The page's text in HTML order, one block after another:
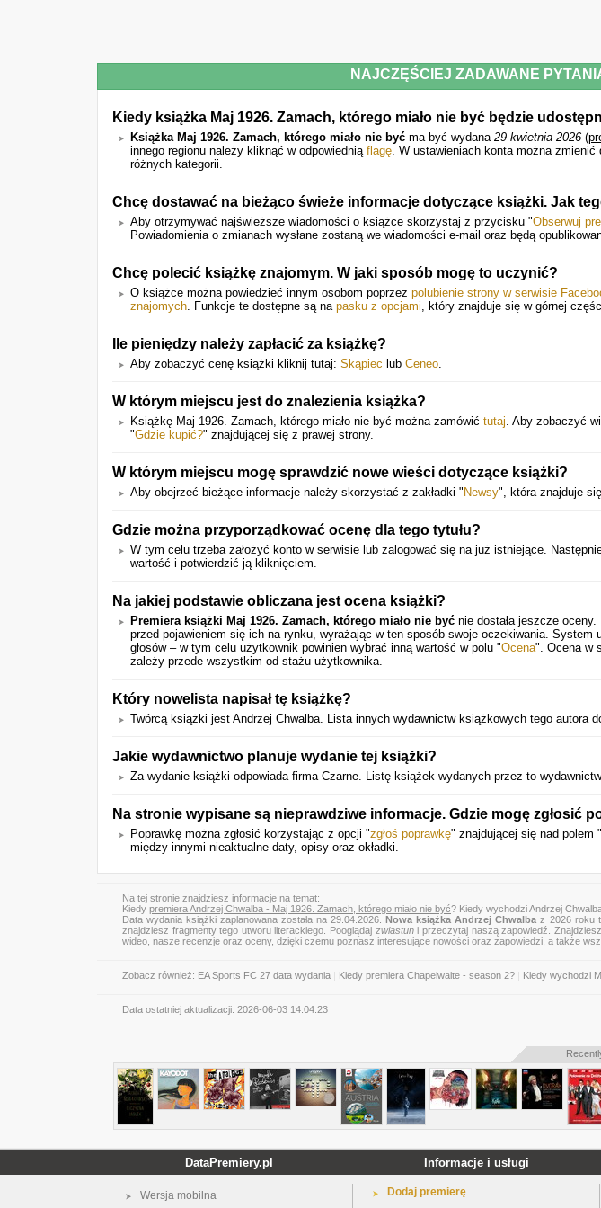
NAJCZĘŚCIEJ ZADAWANE
Kiedy książka Maj 1926. Zamach, którego miało nie być będzie
Książka Maj 1926. Zamach, którego miało nie być ma być wydana 29 kwietnia 2026 (
innego regionu należy kliknąć w odpowiednią flagę. W ustawieniach konta można
różnych kategorii.
Chcę dostawać na bieżąco świeże informacje dotyczące książki. Jak
Aby otrzymywać najświeższe wiadomości o książce skorzystaj z przycisku "Obserwuj
Powiadomienia o zmianach wysłane zostaną we wiadomości e-mail oraz będą
Chcę polecić książkę znajomym. W jaki sposób mogę to uczynić?
O książce można powiedzieć innym osobom poprzez polubienie strony w serwisie
znajomych. Funkcje te dostępne są na pasku z opcjami, który znajduje się w górnej
Ile pieniędzy należy zapłacić za książkę?
Aby zobaczyć cenę książki kliknij tutaj: Skąpiec lub Ceneo.
W którym miejscu jest do znalezienia książka?
Książkę Maj 1926. Zamach, którego miało nie być można zamówić tutaj. Aby zobaczyć
"Gdzie kupić?" znajdującej się z prawej strony.
W którym miejscu mogę sprawdzić nowe wieści dotyczące książki?
Aby obejrzeć bieżące informacje należy skorzystać z zakładki " Newsy", która znajduje
Gdzie można przyporządkować ocenę dla tego tytułu?
W tym celu trzeba założyć konto w serwisie lub zalogować się na już istniejące.
wartość i potwierdzić ją kliknięciem.
Na jakiej podstawie obliczana jest ocena książki?
Premiera książki Maj 1926. Zamach, którego miało nie być nie dostała jeszcze
przed pojawieniem się ich na rynku, wyrażając w ten sposób swoje oczekiwania.
głosów – w tym celu użytkownik powinien wybrać inną wartość w polu "Ocena". Ocena w
zależy przede wszystkim od stażu użytkownika.
Który nowelista napisał tę książkę?
Twórcą książki jest Andrzej Chwalba. Lista innych wydawnictw książkowych tego autora
Jakie wydawnictwo planuje wydanie tej książki?
Za wydanie książki odpowiada firma Czarne. Listę książek wydanych przez to
Na stronie wypisane są nieprawdziwe informacje. Gdzie mogę zgłosić
Poprawkę można zgłosić korzystając z opcji "zgłoś poprawkę" znajdującej się nad polem "
między innymi nieaktualne daty, opisy oraz okładki.
Na tej stronie znajdziesz informacje na temat:
Kiedy premiera Andrzej Chwalba - Maj 1926. Zamach, którego miało nie być? Kiedy wychodzi Andrzej
Data wydania książki zaplanowana została na 29.04.2026.Nowa książka Andrzej Chwalba z 2026 roku
znajdziesz fragmenty tego utworu literackiego. Pooglądaj zwiastuni przeczytaj naszą zapowiedź.
wideo, nasze recenzje oraz oceny, dzięki czemu poznasz interesujące nowości oraz zapowiedzi, a także
Zobacz również: EA Sports FC 27 data wydania Kiedy premiera Chapelwaite - season 2? Kiedy wychodzi
Data ostatniej aktualizacji: 2026-06-03 14:04:23
DataPremiery.pl
Wersja mobilna
Informacje i usługi
Dodaj premierę